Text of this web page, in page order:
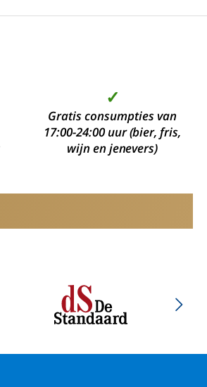
✓
Gratis consumpties van
17:00-24:00 uur (bier, fris,
wijn en jenevers)